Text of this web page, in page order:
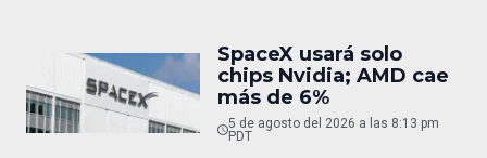
SpaceX usará solo
chips Nvidia; AMD cae
más de 6%
5 de agosto del 2026 a las 8:13 pm
PDT